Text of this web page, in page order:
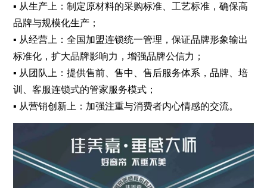
▪ 从生产上：制定原材料的采购标准、工艺标准，确保高
品牌与规模化生产；
▪ 从经营上：全国加盟连锁统一管理，保证品牌形象输出
标准化，扩大品牌影响力，增强品牌公信力；
▪ 从团队上：提供售前、售中、售后服务体系，品牌、培
训、客服连锁式的管家服务模式；
▪ 从营销创新上：加强注重与消费者内心情感的交流。